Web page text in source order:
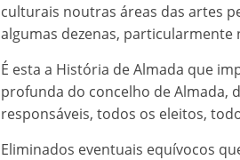
culturais noutras áreas das artes
algumas dezenas, particularmente
É esta a História de Almada que
profunda do concelho de Almada,
responsáveis, todos os eleitos,
Eliminados eventuais equívocos